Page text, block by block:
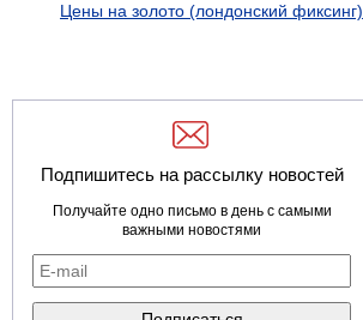
Цены на золото (лондонский фиксинг)
Подпишитесь на рассылку новостей
Получайте одно письмо в день с самыми
важными новостями